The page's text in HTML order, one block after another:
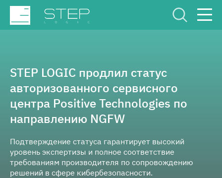
STEP LOGIC продлил статус
авторизованного сервисного
центра Positive Technologies по
направлению NGFW
Подтверждение статуса гарантирует высокий
уровень экспертизы и полное соответствие
требованиям производителя по сопровождению
решений в сфере кибербезопасности.
О компании
Компетенции и услуги